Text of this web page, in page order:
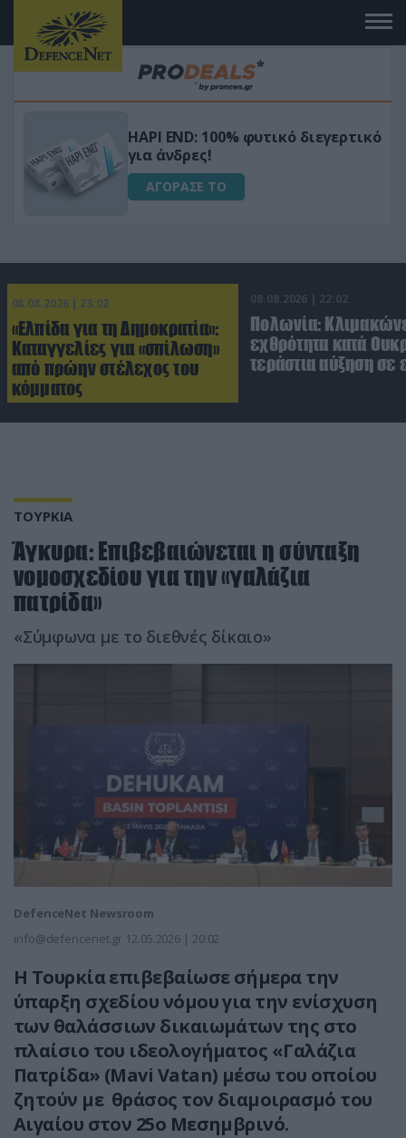
Μεταμόρφωσε τον κήπο σου με το
Ultra Box Μίνι Αλυσοπρίονο με
μπαταρία λιθίου
ΑΓΟΡΑΣΕ ΤΟ
08.08.2026 | 23:02
«Ελπίδα για τη Δημοκρατία»:
Καταγγελίες για «σπίλωση»
από πρώην στέλεχος του
κόμματος
08.08.2026 | 22:02
Πολωνία:
εχθρότητα κατά
τεράστια αύξηση σε
ΤΟΥΡΚΙΑ
Άγκυρα: Επιβεβαιώνεται η σύνταξη
νομοσχεδίου για την «γαλάζια
πατρίδα»
«Σύμφωνα με το διεθνές δίκαιο»
DefenceNet Newsroom
info@defencenet.gr 12.05.2026 | 20:02
Η Τουρκία επιβεβαίωσε σήμερα την
ύπαρξη σχεδίου νόμου για την ενίσχυση
των θαλάσσιων δικαιωμάτων της στο
πλαίσιο του ιδεολογήματος «Γαλάζια
Πατρίδα» (Mavi Vatan) μέσω του οποίου
ζητούν με θράσος τον διαμοιρασμό του
Αιγαίου στον 25ο Μεσημβρινό.